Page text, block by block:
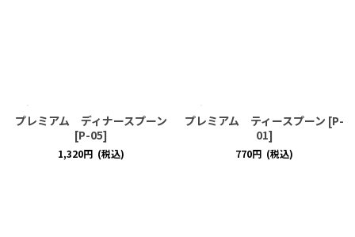
プレミアム ディナースプーン
[P-05]
1,320円 (税込)
プレミアム ティースプーン [P-
01]
770円 (税込)